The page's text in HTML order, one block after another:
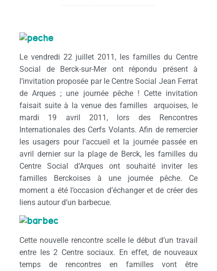
Le vendredi 22 juillet 2011, les familles du Centre
Social de Berck-sur-Mer ont répondu présent à
l’invitation proposée par le Centre Social Jean Ferrat
de Arques ; une journée pêche ! Cette invitation
faisait suite à la venue des familles arquoises, le
mardi 19 avril 2011, lors des Rencontres
Internationales des Cerfs Volants. Afin de remercier
les usagers pour l’accueil et la journée passée en
avril dernier sur la plage de Berck, les familles du
Centre Social d’Arques ont souhaité inviter les
familles Berckoises à une journée pêche. Ce
moment a été l’occasion d’échanger et de créer des
liens autour d’un barbecue.
Cette nouvelle rencontre scelle le début d’un travail
entre les 2 Centre sociaux. En effet, de nouveaux
temps de rencontres en familles vont être